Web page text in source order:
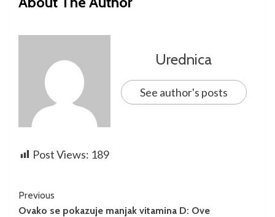
Urednica
See author's posts
Post Views: 189
Previous
Ovako se pokazuje manjak vitamina D: Ove